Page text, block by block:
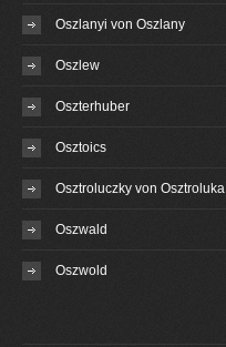
Oszlanyi von Oszlany
Oszlew
Oszterhuber
Osztoics
Osztroluczky von Osztroluka
Oszwald
Oszwold